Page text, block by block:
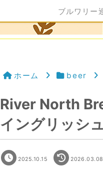
ブルワリー
ホーム beer
River North
イングリッシ
2025.10.15 2026.03.08